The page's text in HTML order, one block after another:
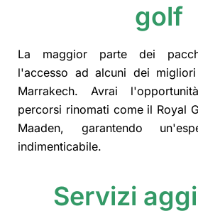
golf
La maggior parte dei
l'accesso ad alcuni dei
Marrakech. Avrai
percorsi rinomati come il Royal
Maaden, garantendo
indimenticabile.
Servizi